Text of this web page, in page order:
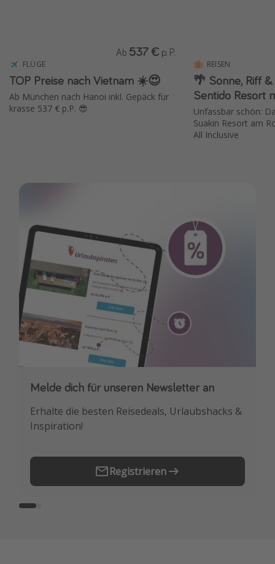
FLÜGE
TOP Preise nach Vietnam ☀️😍
Ab München nach Hanoi inkl. Gepäck für
krasse 537 € p.P. 😎
Ab 537 € p. P.
REISEN
🌴 Sonne, Riff
Sentido Resort
Unfassbar schön:
Suakin Resort am
All Inclusive
Melde dich für unseren Newsletter an
Erhalte die besten Reisedeals, Urlaubshacks &
Inspiration!
Registrieren
Downloade unsere App
Buche die besten Reiseschnäppchen als
Erstes.